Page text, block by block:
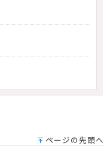
ページの先頭へ